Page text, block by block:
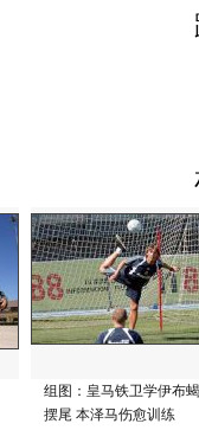
组图：皇马铁卫学伊布
摆尾 本泽马伤愈训练